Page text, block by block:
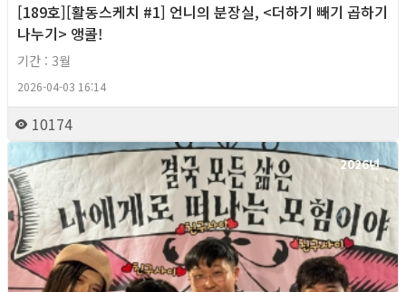
[189호][활동스케치 #1] 언니의 분장실, <더하기 빼기 곱하기
나누기> 앵콜!
기간 : 3월
2026-04-03 16:14
10174
2026년